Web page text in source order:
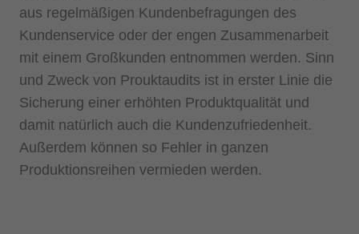
aus regelmäßigen Kundenbefragungen des
Kundenservice oder der engen Zusammenarbeit
mit einem Großkunden entnommen werden. Sinn
und Zweck von Prouktaudits ist in erster Linie die
Sicherung einer erhöhten Produktqualität und
damit natürlich auch die Kundenzufriedenheit.
Außerdem können so Fehler in ganzen
Produktionsreihen vermieden werden.